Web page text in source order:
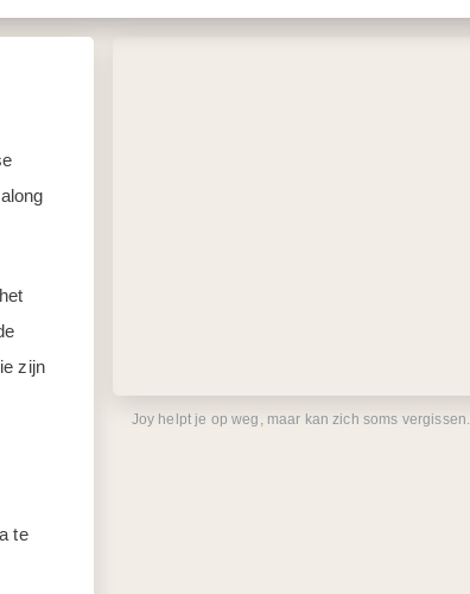
zijn
te
Joy helpt je op weg, maar kan zich soms vergissen.